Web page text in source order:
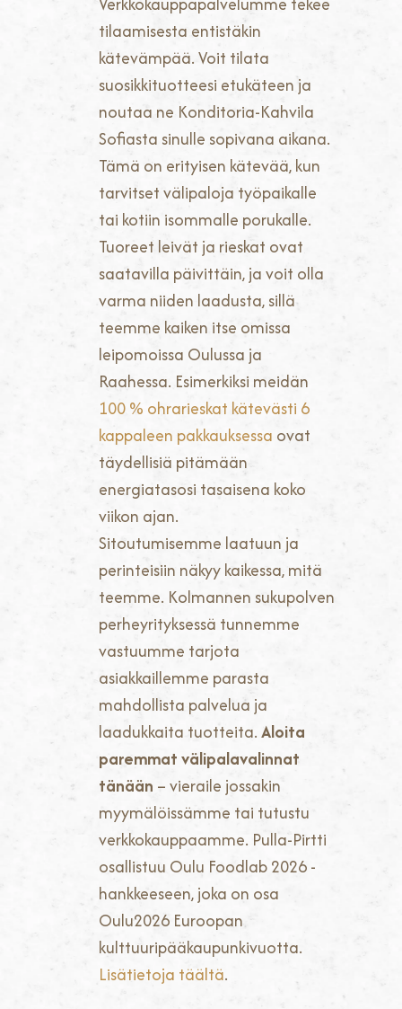
tilaamisesta entistäkin
kätevämpää. Voit tilata
suosikkituotteesi etukäteen ja
noutaa ne Konditoria-Kahvila
Sofiasta sinulle sopivana aikana.
Tämä on erityisen kätevää, kun
tarvitset välipaloja työpaikalle
tai kotiin isommalle porukalle.
Tuoreet leivät ja rieskat ovat
saatavilla päivittäin, ja voit olla
varma niiden laadusta, sillä
teemme kaiken itse omissa
leipomoissa Oulussa ja
Raahessa. Esimerkiksi meidän
100 % ohrarieskat kätevästi 6
kappaleen pakkauksessa ovat
täydellisiä pitämään
energiatasosi tasaisena koko
viikon ajan.
Sitoutumisemme laatuun ja
perinteisiin näkyy kaikessa, mitä
teemme. Kolmannen sukupolven
perheyrityksessä tunnemme
vastuumme tarjota
asiakkaillemme parasta
mahdollista palvelua ja
laadukkaita tuotteita.Aloita
paremmat välipalavalinnat
tänään – vieraile jossakin
myymälöissämme tai tutustu
verkkokauppaamme. Pulla-Pirtti
osallistuu Oulu Foodlab 2026 -
hankkeeseen, joka on osa
Oulu2026 Euroopan
kulttuuripääkaupunkivuotta.
Lisätietoja täältä.